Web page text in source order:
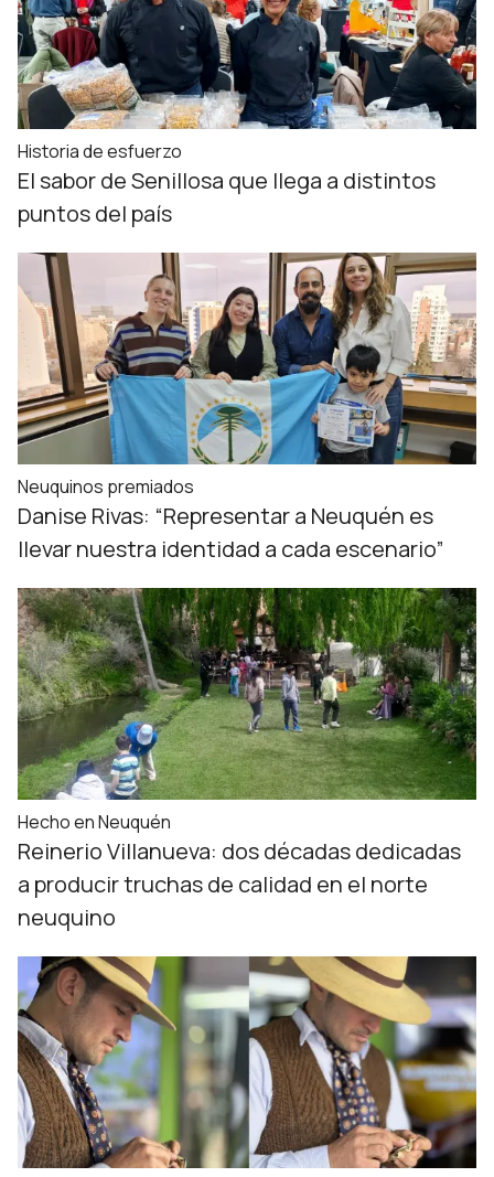
Historia de esfuerzo
El sabor de Senillosa que llega a distintos
puntos del país
Neuquinos premiados
Danise Rivas: “Representar a Neuquén es
llevar nuestra identidad a cada escenario”
Hecho en Neuquén
Reinerio Villanueva: dos décadas dedicadas
a producir truchas de calidad en el norte
neuquino